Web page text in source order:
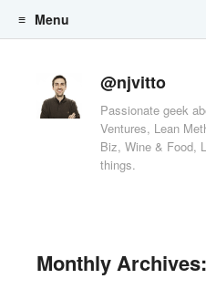
@njvitto
Passionate geek
Ventures, Lean
Biz, Wine & Food,
things.
Menu
Monthly Archives: